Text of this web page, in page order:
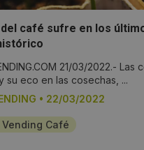
café sufre en los
21/03/2022.- Las
su eco en las cosechas, ...
• 22/03/2022
Café